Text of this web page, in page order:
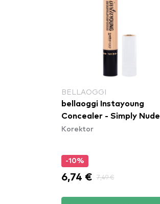
BELLAOGGI
bellaoggi Instayoung
Concealer - Simply Nude
Korektor
-10%
6,74 € 7,49 €